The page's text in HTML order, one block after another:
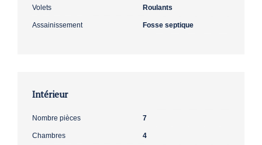
Volets Roulants
Assainissement Fosse septique
Intérieur
Nombre pièces 7
Chambres 4